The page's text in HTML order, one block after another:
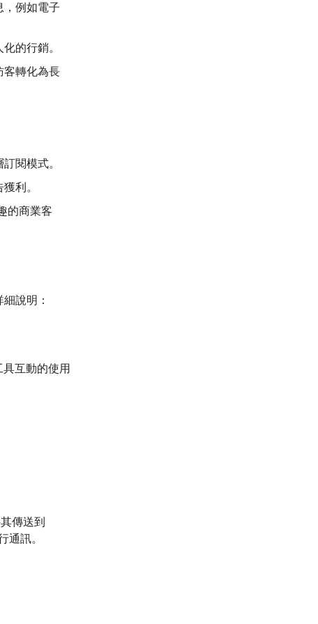
，例如電子
的行銷。
客轉化為長
閱模式。
利。
的商業客
說明：
互動的使用
傳送到
通訊。